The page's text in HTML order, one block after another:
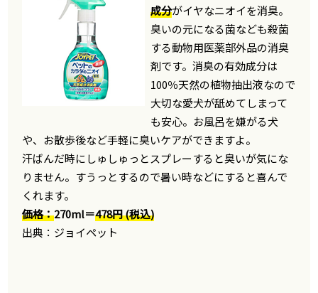
成分がイヤなニオイを消臭。
臭いの元になる菌なども殺菌
する動物用医薬部外品の消臭
剤です。消臭の有効成分は
100％天然の植物抽出液なので
大切な愛犬が舐めてしまって
も安心。お風呂を嫌がる犬
や、お散歩後など手軽に臭いケアができますよ。
汗ばんだ時にしゅしゅっとスプレーすると臭いが気にな
りません。すうっとするので暑い時などにすると喜んで
くれます。
価格：270ml＝478円 (税込)
出典：ジョイペット